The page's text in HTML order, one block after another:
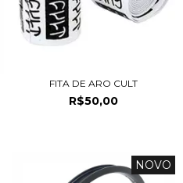
FITA DE ARO CULT
R$50,00
NOVO